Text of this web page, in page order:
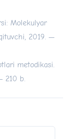
Molekulyar
2019. —
metodikasi.
210 b.